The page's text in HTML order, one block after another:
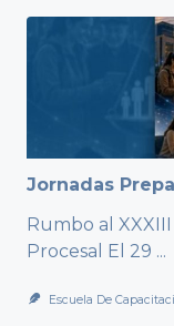
Jornadas
Rumbo al
Procesal El 29 ...
Escuela De